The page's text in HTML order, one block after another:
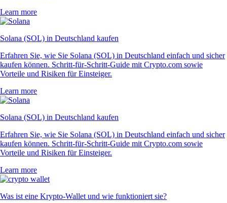
Learn more
Solana (SOL) in Deutschland kaufen
Erfahren Sie, wie Sie Solana (SOL) in Deutschland einfach und sicher
kaufen können. Schritt-für-Schritt-Guide mit Crypto.com sowie
Vorteile und Risiken für Einsteiger.
Learn more
Solana (SOL) in Deutschland kaufen
Erfahren Sie, wie Sie Solana (SOL) in Deutschland einfach und sicher
kaufen können. Schritt-für-Schritt-Guide mit Crypto.com sowie
Vorteile und Risiken für Einsteiger.
Learn more
Was ist eine Krypto-Wallet und wie funktioniert sie?